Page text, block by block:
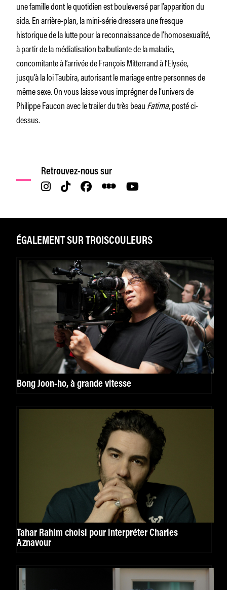
une famille dont le quotidien est bouleversé par l’apparition du
sida. En arrière-plan, la mini-série dressera une fresque
historique de la lutte pour la reconnaissance de l’homosexualité,
à partir de la médiatisation balbutiante de la maladie,
concomitante à l’arrivée de François Mitterrand à l’Elysée,
jusqu’à la loi Taubira, autorisant le mariage entre personnes de
même sexe. On vous laisse vous imprégner de l’univers de
Philippe Faucon avec le trailer du très beauFatima, posté ci-
dessus.
Retrouvez-nous sur
ÉGALEMENT SUR TROISCOULEURS
Bong Joon-ho, à grande vitesse
Tahar Rahim choisi pour interpréter Charles
Aznavour